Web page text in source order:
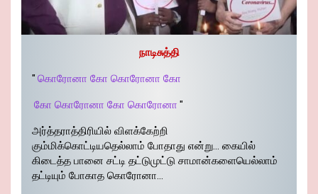
நாடிசுத்தி
" கொரோனா கோ கொரோனா கோ
கோ கொரோனா கோ கொரோனா "
அர்த்தராத்திரியில் விளக்கேற்றி
கும்மிக்கொட்டியதெல்லாம் போதாது என்று… கையில்
கிடைத்த பானை சட்டி தட்டுமுட்டு சாமான்களையெல்லாம்
தட்டியும் போகாத கொரோனா…